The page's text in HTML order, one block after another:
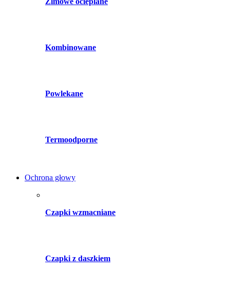
Kombinowane
Powlekane
Termoodporne
Ochrona głowy
Czapki wzmacniane
Czapki z daszkiem